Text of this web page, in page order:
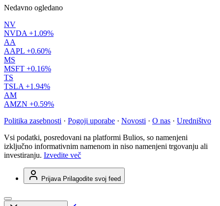
Nedavno ogledano
NV
NVDA +1.09%
AA
AAPL +0.60%
MS
MSFT +0.16%
TS
TSLA +1.94%
AM
AMZN +0.59%
Politika zasebnosti · Pogoji uporabe · Novosti · O nas · Uredništvo
Vsi podatki, posredovani na platformi Bulios, so namenjeni
izključno informativnim namenom in niso namenjeni trgovanju ali
investiranju. Izvedite več
Prijava Prilagodite svoj feed